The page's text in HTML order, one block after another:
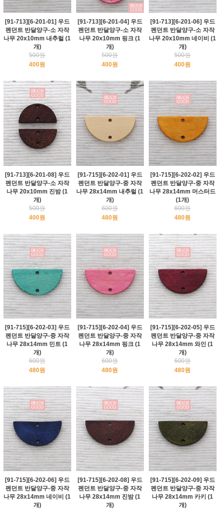
[91-713][6-201-01] 우드
펜던트 반달양구-소 자작
나무 20x10mm 내추럴 (1
개)
500원
400원
[91-713][6-201-04] 우드
펜던트 반달양구-소 자작
나무 20x10mm 핑크 (1
개)
500원
400원
[91-713][6-201-06] 우드
펜던트 반달양구-소 자작
나무 20x10mm 네이비 (1
개)
500원
400원
[91-713][6-201-08] 우드
펜던트 반달양구-소 자작
나무 20x10mm 진밤 (1
개)
500원
400원
[91-715][6-202-01] 우드
펜던트 반달양구-중 자작
나무 28x14mm 내추럴 (1
개)
600원
480원
[91-715][6-202-02] 우드
펜던트 반달양구-중 자작
나무 28x14mm 머스터드
(1개)
600원
480원
[91-715][6-202-03] 우드
펜던트 반달양구-중 자작
나무 28x14mm 민트 (1
개)
600원
480원
[91-715][6-202-04] 우드
펜던트 반달양구-중 자작
나무 28x14mm 핑크 (1
개)
600원
480원
[91-715][6-202-05] 우드
펜던트 반달양구-중 자작
나무 28x14mm 와인 (1
개)
600원
480원
[91-715][6-202-06] 우드
펜던트 반달양구-중 자작
나무 28x14mm 네이비 (1
개)
[91-715][6-202-08] 우드
펜던트 반달양구-중 자작
나무 28x14mm 진밤 (1
개)
[91-715][6-202-09] 우드
펜던트 반달양구-중 자작
나무 28x14mm 카키 (1
개)